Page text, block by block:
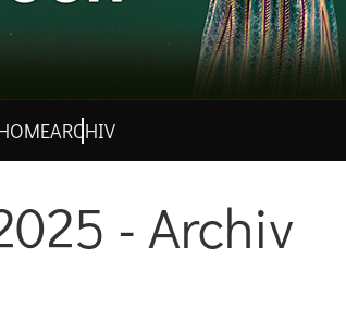
ARCHIV
- Archiv